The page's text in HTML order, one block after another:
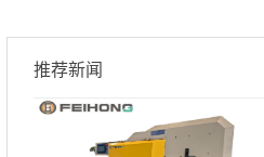
推荐新闻